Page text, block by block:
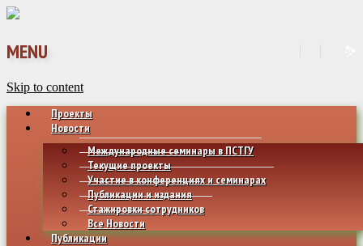
MENU
Skip to content
Проекты
Новости
Международные семинары в ПСТГУ
Текущие проекты
Участие в конференциях и семинарах
Публикации и издания
Стажировки сотрудников
Все Новости
Публикации